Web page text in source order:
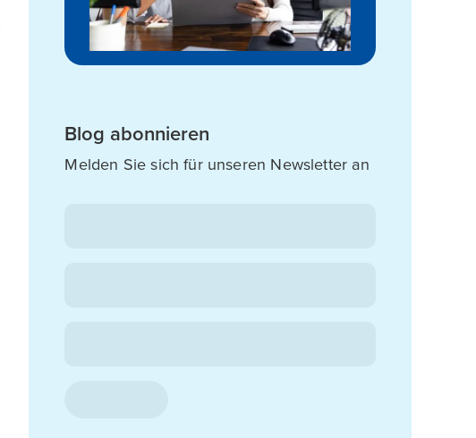
Blog abonnieren
Melden Sie sich für unseren Newsletter an